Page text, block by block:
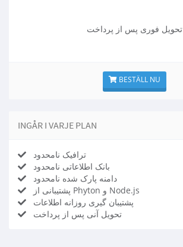
تحویل فوری پس از پرداخت
BESTÄLL NU
INGÅR I VARJE PLAN
ترافیک نامحدود
بانک اطلاعاتی نامحدود
دامنه پارک شده نامحدود
پشتیبانی از Phyton و Node.js
پشتیبان گیری روزانه اطلاعات
تحویل آنی پس از پرداخت